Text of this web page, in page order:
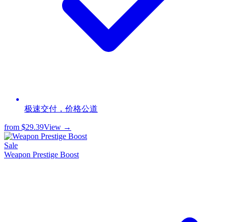
极速交付，价格公道
from $29.39View →
Sale
Weapon Prestige Boost